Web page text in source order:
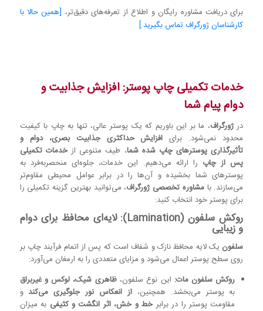
برای دریافت مشاوره رایگان و اطلاع از تعرفه‌های دقیق‌تر، [همین حالا با
کارشناسان ژورگراف تماس بگیرید.]
خدمات تکمیلی چاپ پوستر: افزایش جذابیت و
دوام پیام شما
درژورگراف، ما بر این باوریم که یک پوستر عالی، تنها به چاپ با کیفیت
محدود نمی‌شود. برای افزایش حداکثری جذابیت بصری، دوام و
تأثیرگذاری پوسترهای چاپ شده شما، طیف متنوعی ازخدمات تکمیلی
پس از چاپ را ارائه می‌دهیم. این خدمات، جلوه‌ای منحصربه‌فرد به
پوسترهای شما بخشیده و آن‌ها را در برابر عوامل محیطی مقاوم‌تر
می‌سازند. بامشاوره تخصصی ژورگراف، می‌توانید بهترین گزینه تکمیلی را
برای پوستر خود انتخاب کنید:
روکش سلفون (Lamination): لایه‌ای محافظ برای دوام
و زیبایی
سلفون یک لایه محافظ نازک و شفاف است که پس از اتمام فرآیند چاپ بر
روی سطح پوستر اعمال می‌شود و مزایای متعددی را به ارمغان می‌آورد:
روکش سلفون مات: این نوع سلفون،ظاهری شیک، لوکس و غیربراق
به پوستر می‌بخشد. همچنین،از انعکاس نور جلوگیری می‌کند و
مقاومت پوستر را در برابرخط و خش، اثر انگشت و کثیفی به میزان